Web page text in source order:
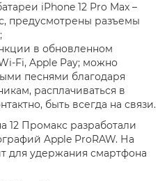
iРhone 12 Pro Max –
предусмотрены разъемы
в обновленном
Fi, Apple Pay; можно
песнями благодаря
расплачиваться в
быть всегда на связи.
12 Промакс разработали
Apple ProRAW. На
для удержания смартфона